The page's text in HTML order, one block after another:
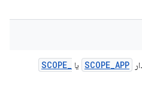
SCOPE_APP یا SCOPE_